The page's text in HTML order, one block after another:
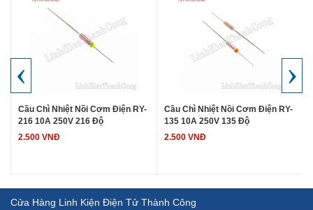
Cầu Chì Nhiệt Nồi Cơm Điện RY-
216 10A 250V 216 Độ
2.500 VNĐ
Cầu Chì Nhiệt Nồi Cơm Điện RY-
135 10A 250V 135 Độ
2.500 VNĐ
‹ ›
Cửa Hàng Linh Kiện Điện Tử Thành Công